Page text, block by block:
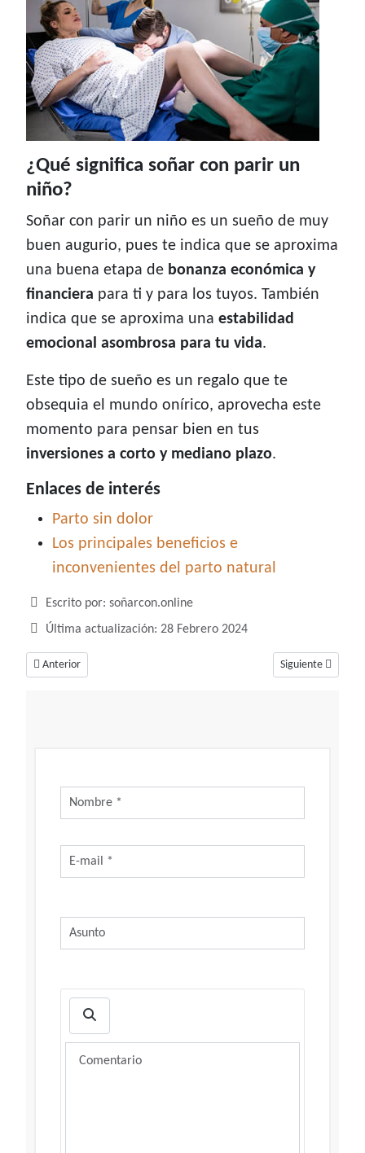
¿Qué significa soñar con parir un
niño?
Soñar con parir un niño es un sueño de muy
buen augurio, pues te indica que se aproxima
una buena etapa de bonanza económica y
financiera para ti y para los tuyos. También
indica que se aproxima una estabilidad
emocional asombrosa para tu vida.
Este tipo de sueño es un regalo que te
obsequia el mundo onírico, aprovecha este
momento para pensar bien en tus
inversiones a corto y mediano plazo.
Enlaces de interés
Parto sin dolor
Los principales beneficios e
inconvenientes del parto natural
Detalles
Escrito por: soñarcon.online
Última actualización: 28 Febrero 2024
Artículo anterior: Soñar con una persona conocida, ¿Sabes de quien se
Anterior Artículo siguiente:
Siguiente